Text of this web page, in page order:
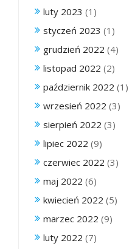
luty 2023 (1)
styczeń 2023 (1)
grudzień 2022 (4)
listopad 2022 (2)
październik 2022 (1)
wrzesień 2022 (3)
sierpień 2022 (3)
lipiec 2022 (9)
czerwiec 2022 (3)
maj 2022 (6)
kwiecień 2022 (5)
marzec 2022 (9)
luty 2022 (7)